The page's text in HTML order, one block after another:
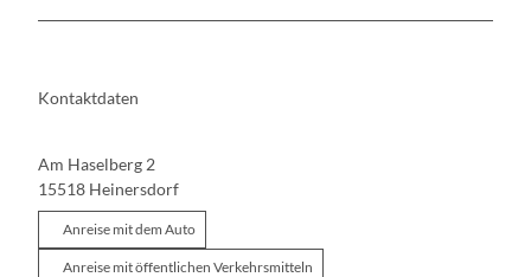
Kontaktdaten
Am Haselberg 2
15518 Heinersdorf
Anreise mit dem Auto
Anreise mit öffentlichen Verkehrsmitteln